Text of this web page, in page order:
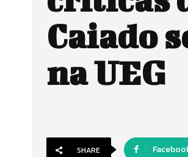
Caiado
na UEG
SHARE